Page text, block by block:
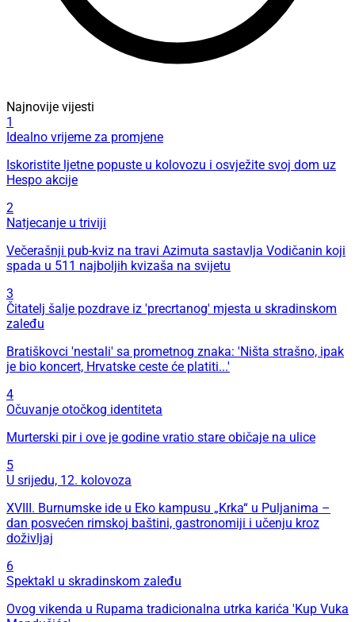
Najnovije vijesti
1
Idealno vrijeme za promjene
Iskoristite ljetne popuste u kolovozu i osvježite svoj dom uz
Hespo akcije
2
Natjecanje u triviji
Večerašnji pub-kviz na travi Azimuta sastavlja Vodičanin koji
spada u 511 najboljih kvizaša na svijetu
3
Čitatelj šalje pozdrave iz 'precrtanog' mjesta u skradinskom
zaleđu
Bratiškovci 'nestali' sa prometnog znaka: 'Ništa strašno, ipak
je bio koncert, Hrvatske ceste će platiti...'
4
Očuvanje otočkog identiteta
Murterski pir i ove je godine vratio stare običaje na ulice
5
U srijedu, 12. kolovoza
XVIII. Burnumske ide u Eko kampusu „Krka“ u Puljanima –
dan posvećen rimskoj baštini, gastronomiji i učenju kroz
doživljaj
6
Spektakl u skradinskom zaleđu
Ovog vikenda u Rupama tradicionalna utrka karića 'Kup Vuka